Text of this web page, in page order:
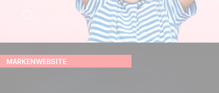
MARKENWEBSITE